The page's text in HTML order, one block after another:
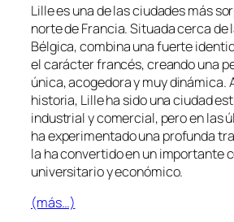
Lille es una de las ciudades más
norte de Francia. Situada cerca
Bélgica, combina una fuerte
el carácter francés, creando una
única, acogedora y muy dinámica.
historia, Lille ha sido una ciudad
industrial y comercial, pero en las
ha experimentado una profunda
la ha convertido en un importante
universitario y económico.
(más…)